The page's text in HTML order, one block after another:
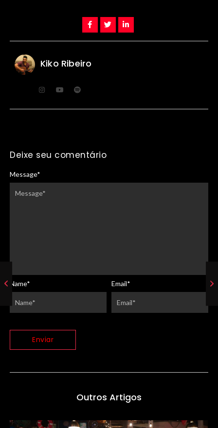
Kiko Ribeiro
Deixe seu comentário
Message*
Name* Email*
Outros Artigos